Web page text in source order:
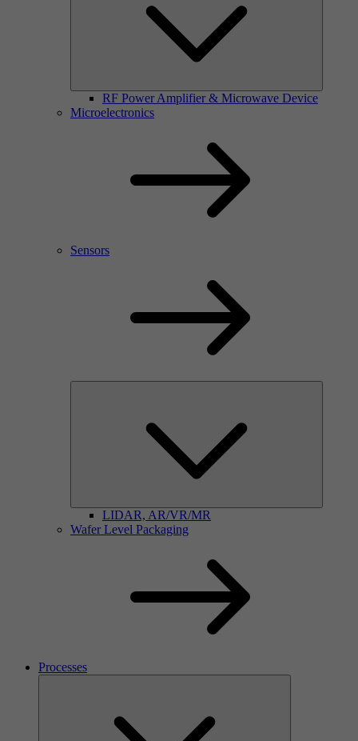
RF Power Amplifier & Microwave Device
Microelectronics
Sensors
LIDAR, AR/VR/MR
Wafer Level Packaging
Processes